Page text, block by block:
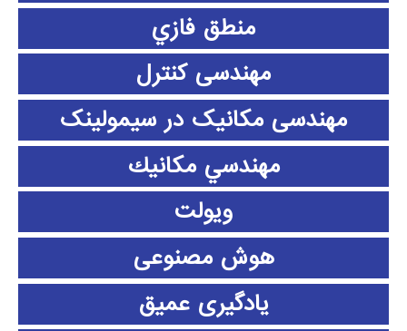
منطق فازي
مهندسی کنترل
مهندسی مکانیک در سیمولینک
مهندسي مكانيك
ویولت
هوش مصنوعی
یادگیری عمیق